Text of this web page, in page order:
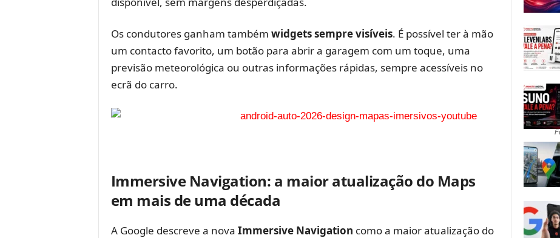
Os condutores ganham também widgets sempre visíveis. É possível ter à mão
um contacto favorito, um botão para abrir a garagem com um toque, uma
previsão meteorológica ou outras informações rápidas, sempre acessíveis no
ecrã do carro.
Immersive Navigation: a maior atualização do Maps
em mais de uma década
A Google descreve a nova Immersive Navigation como a maior atualização do